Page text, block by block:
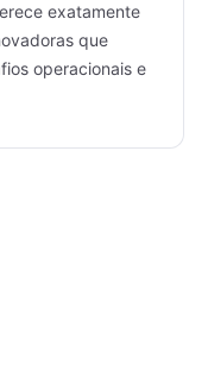
exatamente
que
operacionais e